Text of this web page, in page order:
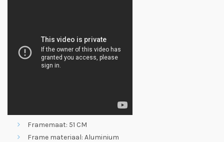
Framemaat: 51 CM
Frame materiaal: Aluminium